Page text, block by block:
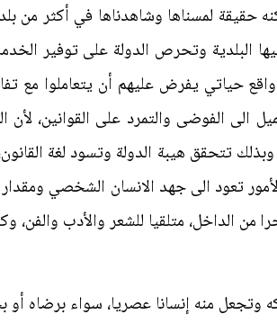
حقيقة لمسناها وشاهدناها في أكثر من
البلدية وتحرص الدولة على توفير
حياتي يفرض عليهم أن يتعاملوا مع
الى الفوضى والتمرد على القوانين،
تتحقق هيبة الدولة وتسود لغة
تعود الى جهد الانسان الشخصي
الداخل، متلقيا للشعر والأدب والفن،
منه إنسانا عصريا، سواء برضاه أو